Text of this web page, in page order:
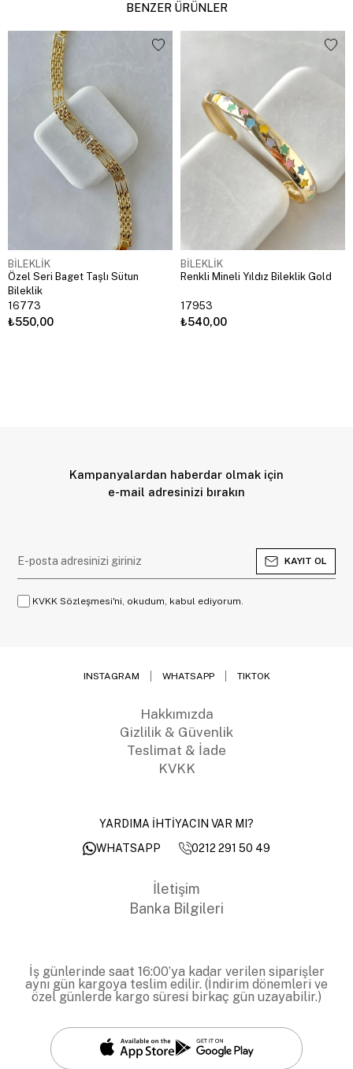
BENZER ÜRÜNLER
BİLEKLİK
Özel Seri Baget Taşlı Sütun
Bileklik
16773
₺550,00
BİLEKLİK
Renkli Mineli Yıldız Bileklik Gold
17953
₺540,00
Kampanyalardan haberdar olmak için
e-mail adresinizi bırakın
KAYIT OL
KVKK Sözleşmesi'ni, okudum, kabul ediyorum.
INSTAGRAM WHATSAPP TIKTOK
Hakkımızda
Gizlilik & Güvenlik
Teslimat & İade
KVKK
YARDIMA İHTİYACIN VAR MI?
WHATSAPP
0212 291 50 49
İletişim
Banka Bilgileri
İş günlerinde saat 16:00’ya kadar verilen siparişler
aynı gün kargoya teslim edilir. (İndirim dönemleri ve
özel günlerde kargo süresi birkaç gün uzayabilir.)